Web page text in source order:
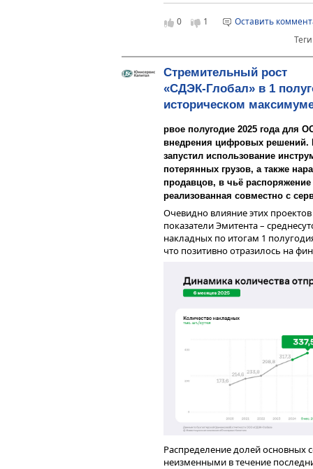
полностью совпадает по обоим
составляет почти 2 млрд руб.,
прибыль Группы составила
несущественно ниже
EBITDA существенно
что связано с разным учетом
а также принципом
Основные фонды ГК «ХРОМОС»
средства), согласно МСФО,
однако итоговая стоимость
составляет 535,2 млн руб.
незавершенное строительство.
0 1
Оставить
Стремительный рост
«СДЭК-Глобал» в 1
историческом
рвое полугодие 2025 года для
внедрения цифровых решений.
запустил использование
потерянных грузов, а также
продавцов, в чьё
реализованная совместно с
Очевидно влияние этих
показатели Эмитента –
накладных по итогам 1
что позитивно отразилось на
Распределение долей основных
неизменными в течение